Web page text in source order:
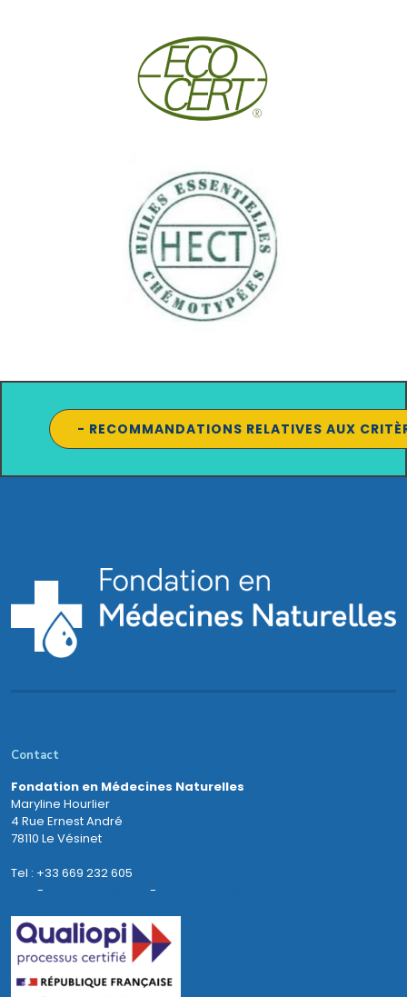
- RECOMMANDATIONS RELATIVES AUX
Contact
Fondation en Médecines Naturelles
Maryline Hourlier
4 Rue Ernest André
78110 Le Vésinet
Tel : +33 669 232 605
- -